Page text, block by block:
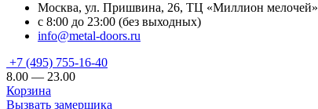
Москва, ул. Пришвина, 26, ТЦ «Миллион мелочей»
с 8:00 до 23:00 (без выходных)
info@metal-doors.ru
+7 (495) 755-16-40
8.00 — 23.00
Корзина
Вызвать замерщика